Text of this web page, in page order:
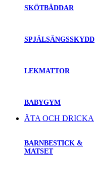
SKÖTBÄDDAR
SPJÄLSÄNGSSKYDD
LEKMATTOR
BABYGYM
ÄTA OCH DRICKA
BARNBESTICK &
MATSET